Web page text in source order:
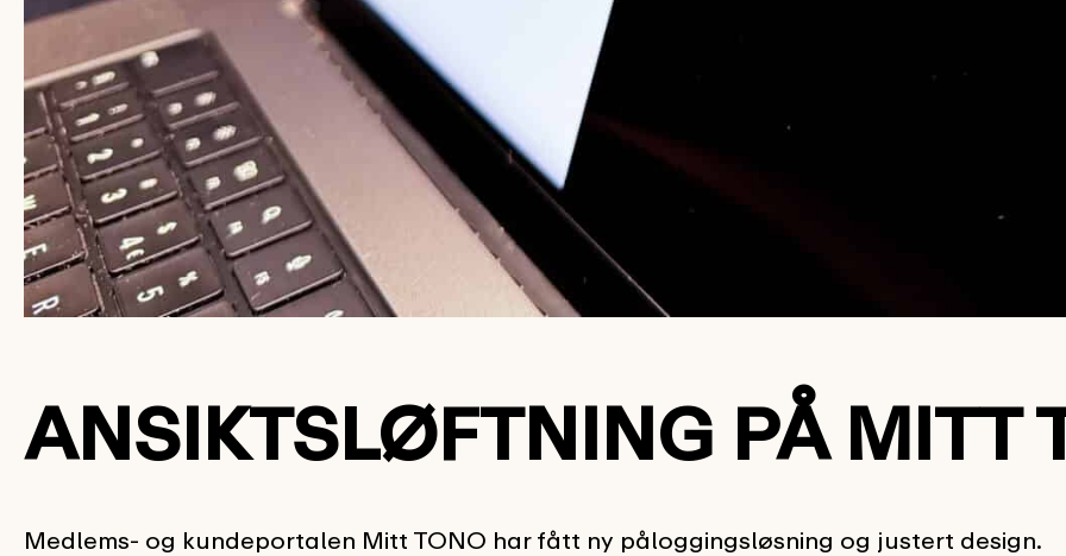
ANSIKTSLØFTNING PÅ MITT
Medlems- og kundeportalen Mitt TONO har fått ny påloggingsløsning og justert design.